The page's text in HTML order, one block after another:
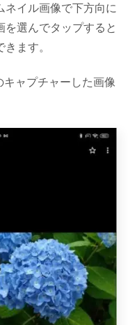
ネイル画像で下方向に
を選んでタップすると
ます。
ャプチャーした画像